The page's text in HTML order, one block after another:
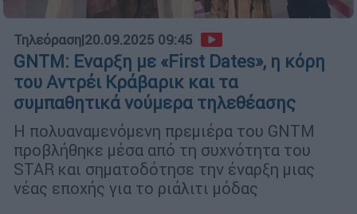
Τηλεόραση|20.09.2025 09:45
GNTM: Εναρξη με «First Dates», η κόρη
του Αντρέι Κράβαρικ και τα
συμπαθητικά νούμερα τηλεθέασης
Η πολυαναμενόμενη πρεμιέρα του GNTM
προβλήθηκε μέσα από τη συχνότητα του
STAR και σηματοδότησε την έναρξη μιας
νέας εποχής για το ριάλιτι μόδας